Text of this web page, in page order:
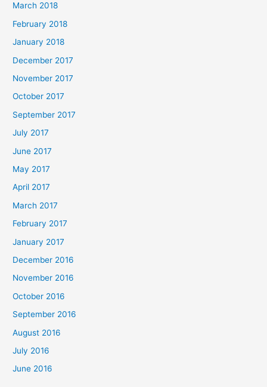
March 2018
February 2018
January 2018
December 2017
November 2017
October 2017
September 2017
July 2017
June 2017
May 2017
April 2017
March 2017
February 2017
January 2017
December 2016
November 2016
October 2016
September 2016
August 2016
July 2016
June 2016